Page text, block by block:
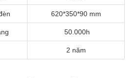
620*350*90 mm
50.000h
2 năm